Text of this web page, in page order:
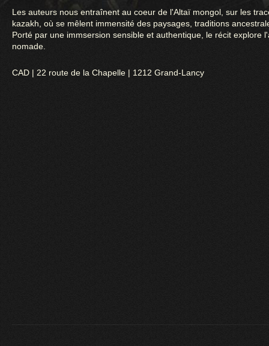
Les auteurs nous entraînent au coeur de l'Altaï mongol, sur les
kazakh, où se mêlent immensité des paysages, traditions
Porté par une immsersion sensible et authentique, le récit explore
nomade.
CAD | 22 route de la Chapelle | 1212 Grand-Lancy